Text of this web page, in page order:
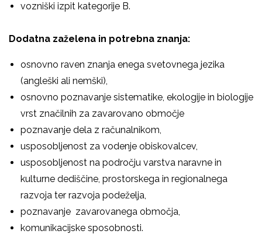
vozniški izpit kategorije B.
Dodatna zaželena in potrebna znanja:
osnovno raven znanja enega svetovnega jezika
(angleški ali nemški),
osnovno poznavanje sistematike, ekologije in biologije
vrst značilnih za zavarovano območje
poznavanje dela z računalnikom,
usposobljenost za vodenje obiskovalcev,
usposobljenost na področju varstva naravne in
kulturne dediščine, prostorskega in regionalnega
razvoja ter razvoja podeželja,
poznavanje zavarovanega območja,
komunikacijske sposobnosti.